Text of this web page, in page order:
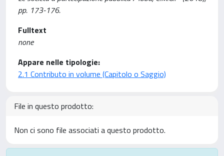
pp. 173-176.
Fulltext
none
Appare nelle tipologie:
2.1 Contributo in volume (Capitolo o Saggio)
File in questo prodotto:
Non ci sono file associati a questo prodotto.